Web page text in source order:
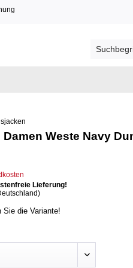
Weste Navy
Lieferung!
Sie die Variante!